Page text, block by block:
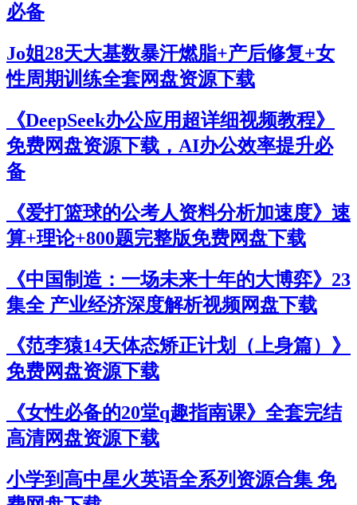
必备
Jo姐28天大基数暴汗燃脂+产后修复+女
性周期训练全套网盘资源下载
《DeepSeek办公应用超详细视频教程》
免费网盘资源下载，AI办公效率提升必
备
《爱打篮球的公考人资料分析加速度》速
算+理论+800题完整版免费网盘下载
《中国制造：一场未来十年的大博弈》23
集全 产业经济深度解析视频网盘下载
《范李猿14天体态矫正计划（上身篇）》
免费网盘资源下载
《女性必备的20堂q趣指南课》全套完结
高清网盘资源下载
小学到高中星火英语全系列资源合集 免